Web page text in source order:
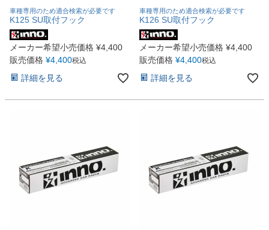
車種専用のため適合検索が必要です
K125 SU取付フック
メーカー希望小売価格 ¥4,400
販売価格 ¥4,400税込
詳細を見る
車種専用のため適合検索が必要です
K126 SU取付フック
メーカー希望小売価格 ¥4,400
販売価格 ¥4,400税込
詳細を見る